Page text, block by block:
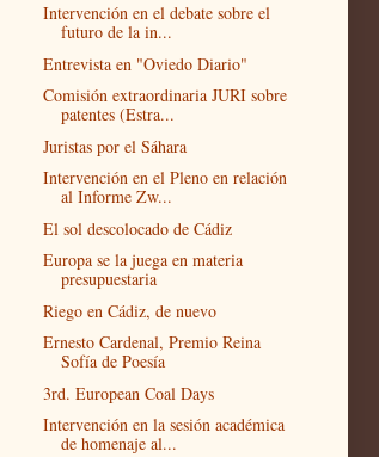
Intervención en el debate sobre el
futuro de la in...
Entrevista en "Oviedo Diario"
Comisión extraordinaria JURI sobre
patentes (Estra...
Juristas por el Sáhara
Intervención en el Pleno en relación
al Informe Zw...
El sol descolocado de Cádiz
Europa se la juega en materia
presupuestaria
Riego en Cádiz, de nuevo
Ernesto Cardenal, Premio Reina
Sofía de Poesía
3rd. European Coal Days
Intervención en la sesión académica
de homenaje al...